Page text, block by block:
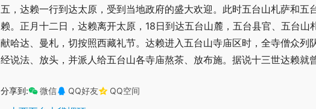
五，达赖一行到达太原，受到当地政府的盛大欢迎。此时五台山札萨和五
赖。正月十二日，达赖离开太原，18日到达五台山麓，五台县官、五台
献哈达、曼札，切按照西藏礼节。达赖进入五台山寺庙区时，全寺僧众列
经说法、放头，并派人给五台山各寺庙熬茶、放布施。据说十三世达赖就
分享到: 微信 QQ好友 QQ空间